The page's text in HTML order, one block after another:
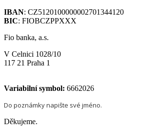
IBAN: CZ5120100000002701344120
BIC: FIOBCZPPXXX
Fio banka, a.s.
V Celnici 1028/10
117 21 Praha 1
Variabilní symbol: 6662026
Do poznámky napište své jméno.
Děkujeme.